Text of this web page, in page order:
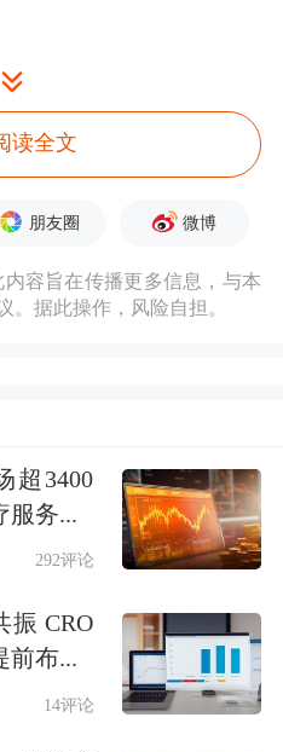
，国内家居建材市
代，随着趋势性的
全面的结构性增长
大量改善型门窗需
17.16亿平方米，
积达17.61亿平方
4.4亿平方米。
兼大营运中心总经
业迎来巨大的发展
读全文
朋友圈 微博
容旨在传播更多信息，与本
。据此操作，风险自担。
超3400
服务...
292评论
振 CRO
前布...
14评论